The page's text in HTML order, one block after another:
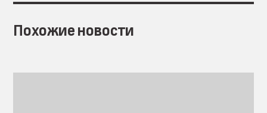
Похожие новости